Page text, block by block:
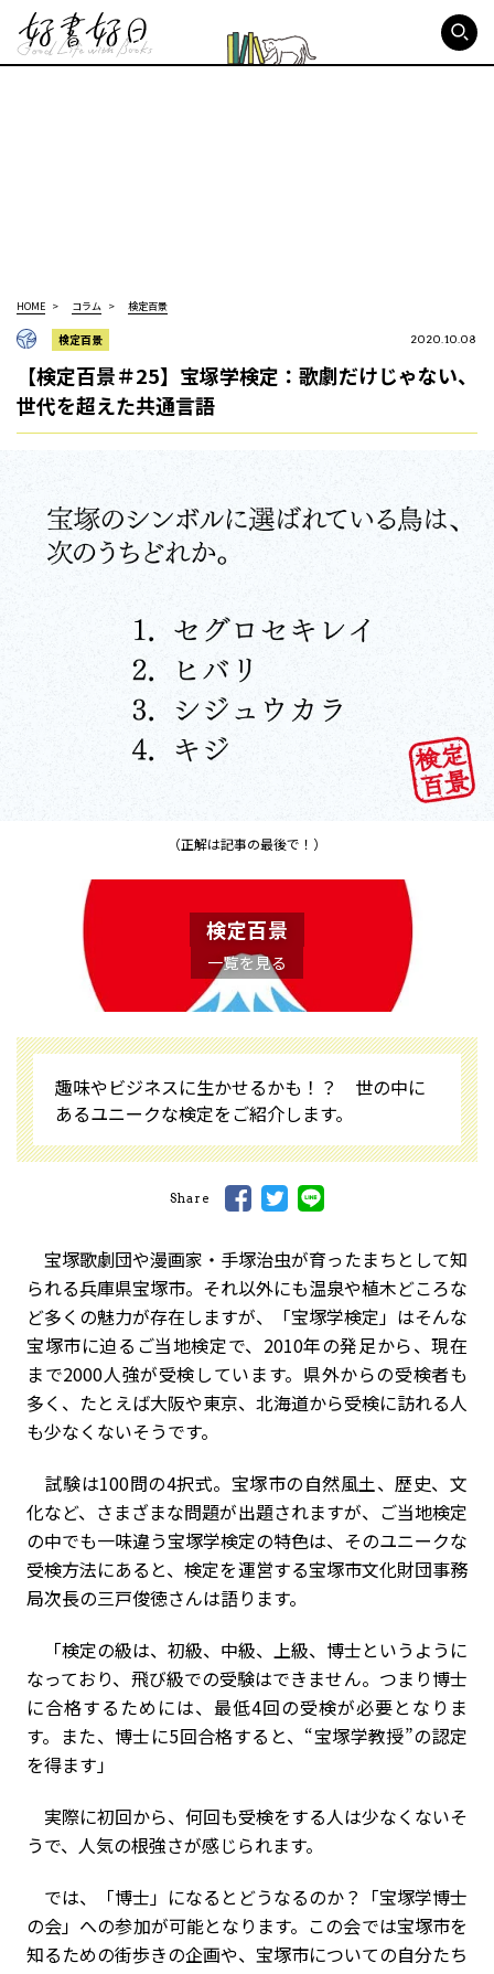
HOME コラム 検定百景
検定百景 2020.10.08
【検定百景＃25】宝塚学検定：歌劇だけじゃない、
世代を超えた共通言語
（正解は記事の最後で！）
検定百景
一覧を見る
趣味やビジネスに生かせるかも！？ 世の中に
あるユニークな検定をご紹介します。
Share
宝塚歌劇団や漫画家・手塚治虫が育ったまちとして知
られる兵庫県宝塚市。それ以外にも温泉や植木どころな
ど多くの魅力が存在しますが、「宝塚学検定」はそんな
宝塚市に迫るご当地検定で、2010年の発足から、現在
まで2000人強が受検しています。県外からの受検者も
多く、たとえば大阪や東京、北海道から受検に訪れる人
も少なくないそうです。
試験は100問の4択式。宝塚市の自然風土、歴史、文
化など、さまざまな問題が出題されますが、ご当地検定
の中でも一味違う宝塚学検定の特色は、そのユニークな
受検方法にあると、検定を運営する宝塚市文化財団事務
局次長の三戸俊徳さんは語ります。
「検定の級は、初級、中級、上級、博士というように
なっており、飛び級での受験はできません。つまり博士
に合格するためには、最低4回の受検が必要となりま
す。また、博士に5回合格すると、“宝塚学教授”の認定
を得ます」
実際に初回から、何回も受検をする人は少なくないそ
うで、人気の根強さが感じられます。
では、「博士」になるとどうなるのか？「宝塚学博士
の会」への参加が可能となります。この会では宝塚市を
知るための街歩きの企画や、宝塚市についての自分たち